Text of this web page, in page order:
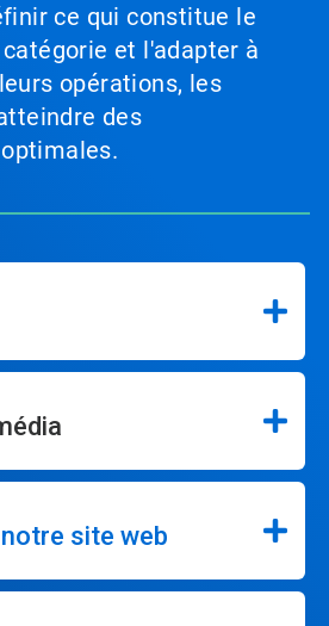
ce qui constitue le
et l'adapter à
opérations, les
des
site web